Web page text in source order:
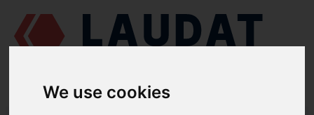
We use cookies